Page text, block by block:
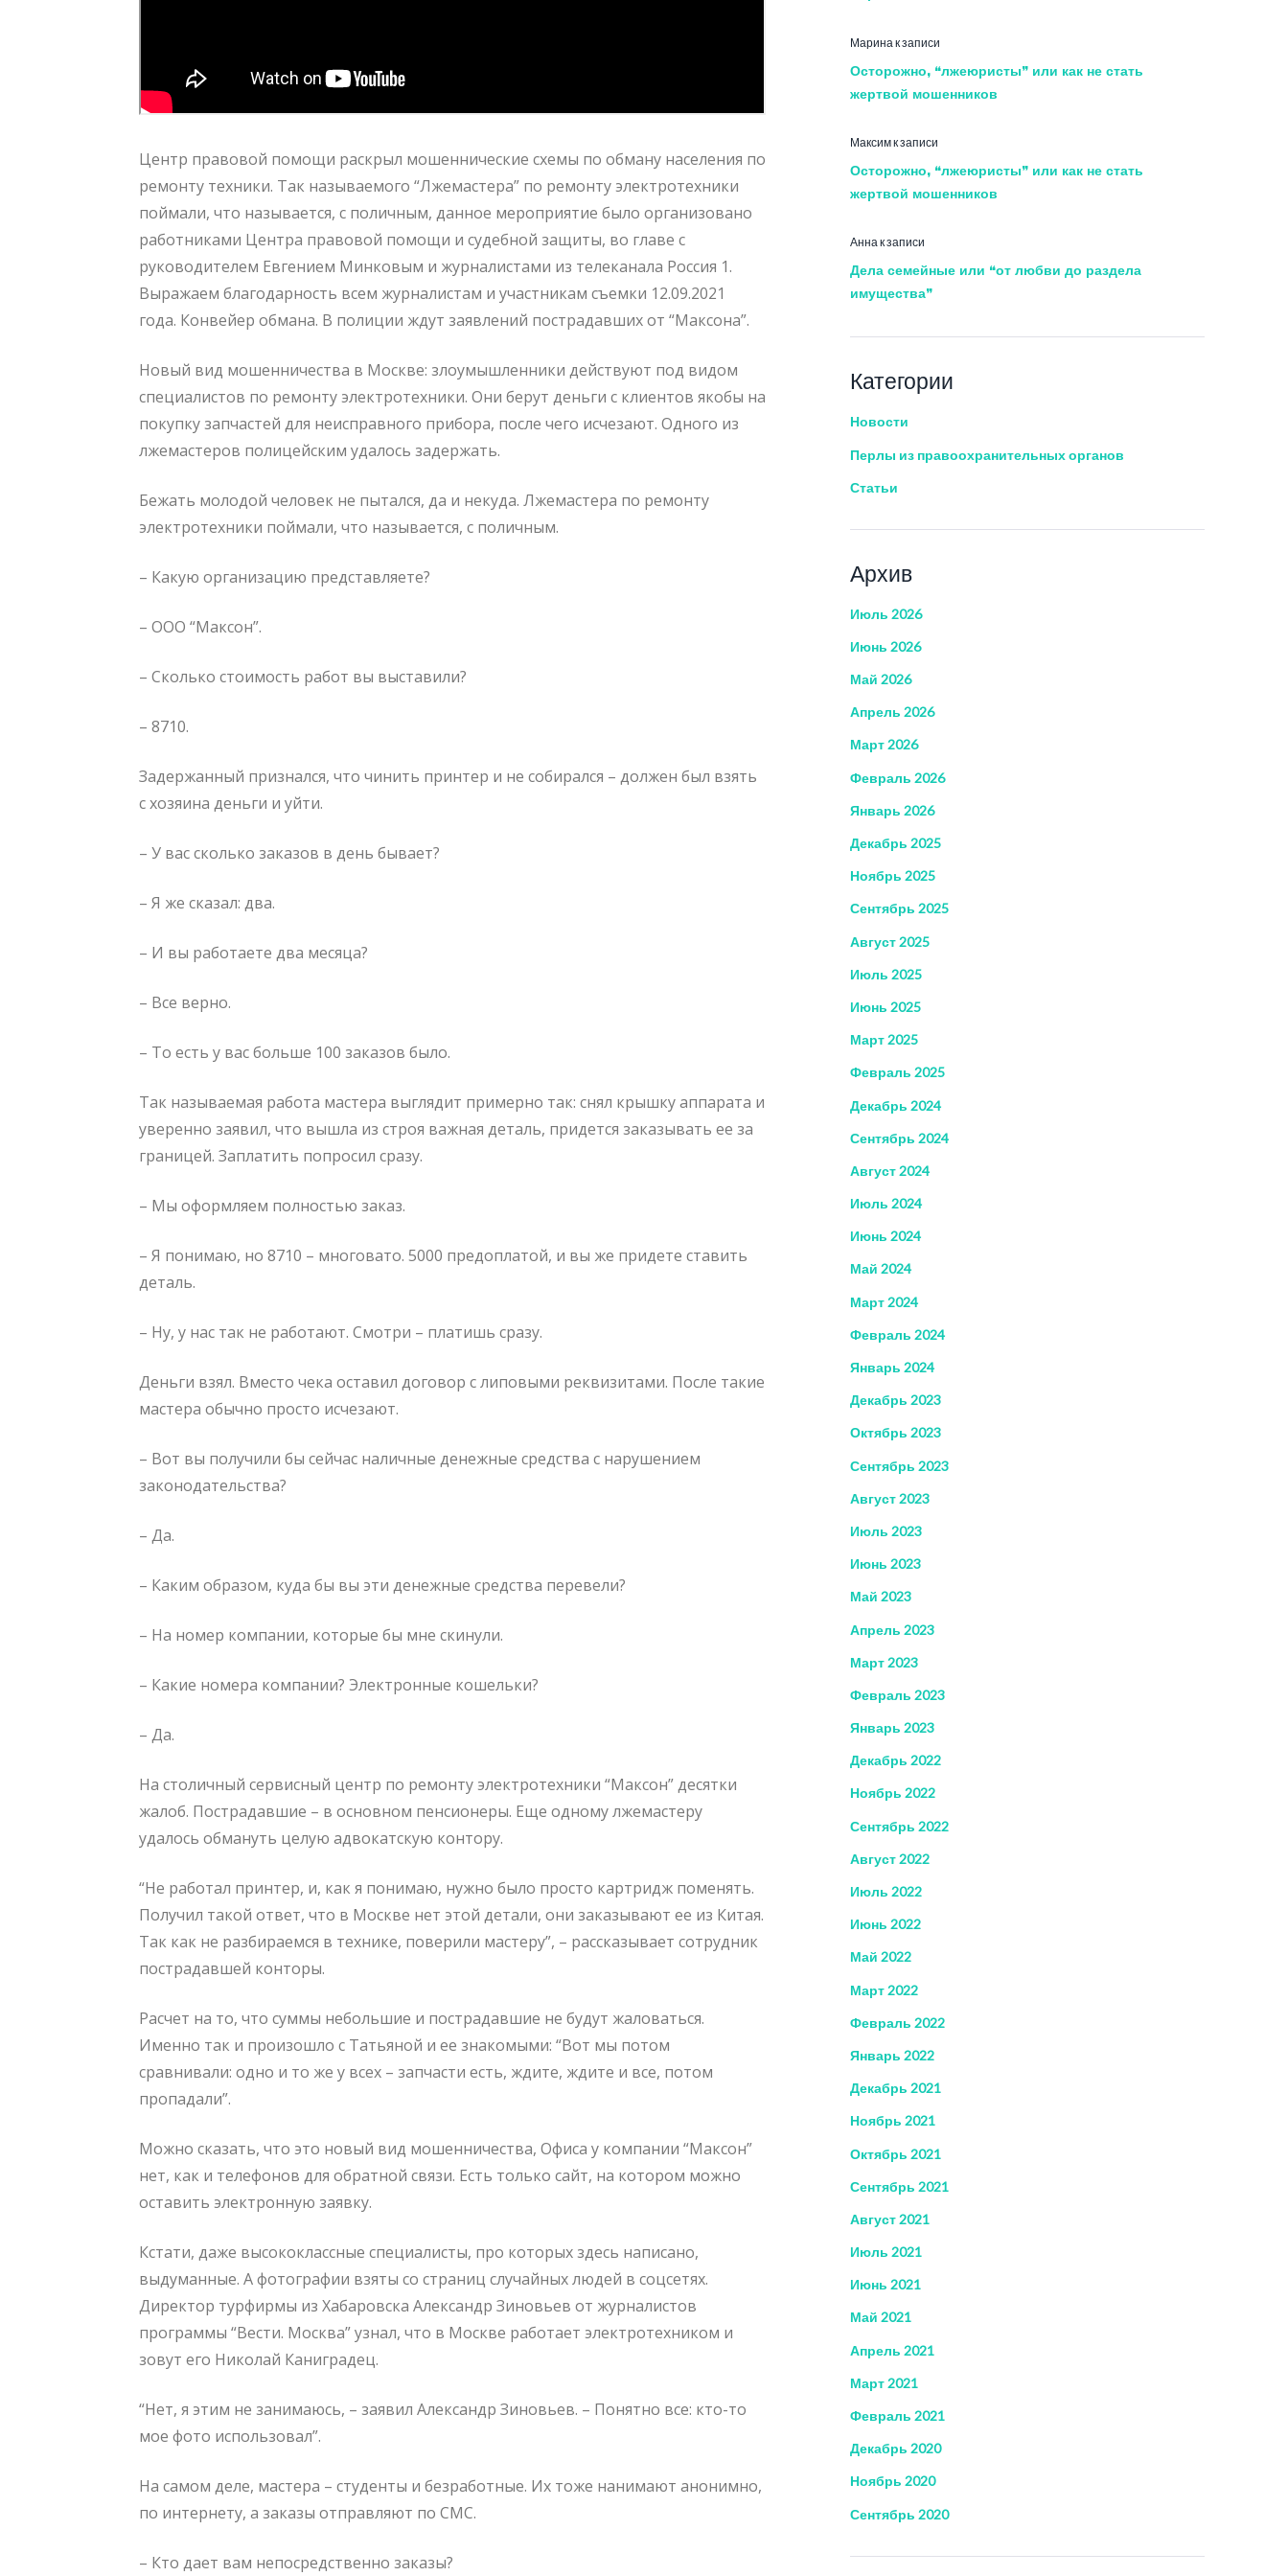
Центр правовой помощи раскрыл мошеннические схемы по обману населения по
ремонту техники. Так называемого “Лжемастера” по ремонту электротехники
поймали, что называется, с поличным, данное мероприятие было организовано
работниками Центра правовой помощи и судебной защиты, во главе с
руководителем Евгением Минковым и журналистами из телеканала Россия 1.
Выражаем благодарность всем журналистам и участникам съемки 12.09.2021
года. Конвейер обмана. В полиции ждут заявлений пострадавших от “Максона”.
Новый вид мошенничества в Москве: злоумышленники действуют под видом
специалистов по ремонту электротехники. Они берут деньги с клиентов якобы на
покупку запчастей для неисправного прибора, после чего исчезают. Одного из
лжемастеров полицейским удалось задержать.
Бежать молодой человек не пытался, да и некуда. Лжемастера по ремонту
электротехники поймали, что называется, с поличным.
– Какую организацию представляете?
– ООО “Максон”.
– Сколько стоимость работ вы выставили?
– 8710.
Задержанный признался, что чинить принтер и не собирался – должен был взять
с хозяина деньги и уйти.
– У вас сколько заказов в день бывает?
– Я же сказал: два.
– И вы работаете два месяца?
– Все верно.
– То есть у вас больше 100 заказов было.
Так называемая работа мастера выглядит примерно так: снял крышку аппарата и
уверенно заявил, что вышла из строя важная деталь, придется заказывать ее за
границей. Заплатить попросил сразу.
– Мы оформляем полностью заказ.
– Я понимаю, но 8710 – многовато. 5000 предоплатой, и вы же придете ставить
деталь.
– Ну, у нас так не работают. Смотри – платишь сразу.
Деньги взял. Вместо чека оставил договор с липовыми реквизитами. После такие
мастера обычно просто исчезают.
– Вот вы получили бы сейчас наличные денежные средства с нарушением
законодательства?
– Да.
– Каким образом, куда бы вы эти денежные средства перевели?
– На номер компании, которые бы мне скинули.
– Какие номера компании? Электронные кошельки?
– Да.
На столичный сервисный центр по ремонту электротехники “Максон” десятки
жалоб. Пострадавшие – в основном пенсионеры. Еще одному лжемастеру
удалось обмануть целую адвокатскую контору.
“Не работал принтер, и, как я понимаю, нужно было просто картридж поменять.
Получил такой ответ, что в Москве нет этой детали, они заказывают ее из Китая.
Так как не разбираемся в технике, поверили мастеру”, – рассказывает сотрудник
пострадавшей конторы.
Расчет на то, что суммы небольшие и пострадавшие не будут жаловаться.
Именно так и произошло с Татьяной и ее знакомыми: “Вот мы потом
сравнивали: одно и то же у всех – запчасти есть, ждите, ждите и все, потом
пропадали”.
Можно сказать, что это новый вид мошенничества, Офиса у компании “Максон”
нет, как и телефонов для обратной связи. Есть только сайт, на котором можно
оставить электронную заявку.
Кстати, даже высококлассные специалисты, про которых здесь написано,
выдуманные. А фотографии взяты со страниц случайных людей в соцсетях.
Директор турфирмы из Хабаровска Александр Зиновьев от журналистов
программы “Вести. Москва” узнал, что в Москве работает электротехником и
зовут его Николай Каниградец.
“Нет, я этим не занимаюсь, – заявил Александр Зиновьев. – Понятно все: кто-то
мое фото использовал”.
На самом деле, мастера – студенты и безработные. Их тоже нанимают анонимно,
по интернету, а заказы отправляют по СМС.
– Кто дает вам непосредственно заказы?
Марина к записи
Осторожно, “лжеюристы” или как не стать
жертвой мошенников
Максимк записи
Осторожно, “лжеюристы” или как не стать
жертвой мошенников
Аннак записи
Дела семейные или “от любви до раздела
имущества”
Категории
Новости
Перлы из правоохранительных органов
Статьи
Архив
Июль 2026
Июнь 2026
Май 2026
Апрель 2026
Март 2026
Февраль 2026
Январь 2026
Декабрь 2025
Ноябрь 2025
Сентябрь 2025
Август 2025
Июль 2025
Июнь 2025
Март 2025
Февраль 2025
Декабрь 2024
Сентябрь 2024
Август 2024
Июль 2024
Июнь 2024
Май 2024
Март 2024
Февраль 2024
Январь 2024
Декабрь 2023
Октябрь 2023
Сентябрь 2023
Август 2023
Июль 2023
Июнь 2023
Май 2023
Апрель 2023
Март 2023
Февраль 2023
Январь 2023
Декабрь 2022
Ноябрь 2022
Сентябрь 2022
Август 2022
Июль 2022
Июнь 2022
Май 2022
Март 2022
Февраль 2022
Январь 2022
Декабрь 2021
Ноябрь 2021
Октябрь 2021
Сентябрь 2021
Август 2021
Июль 2021
Июнь 2021
Май 2021
Апрель 2021
Март 2021
Февраль 2021
Декабрь 2020
Ноябрь 2020
Сентябрь 2020